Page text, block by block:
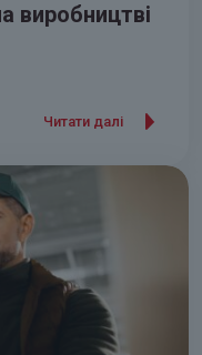
виробництві
Читати далі